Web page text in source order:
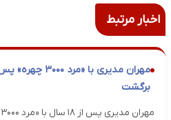
اخبار مرتبط
برگشت